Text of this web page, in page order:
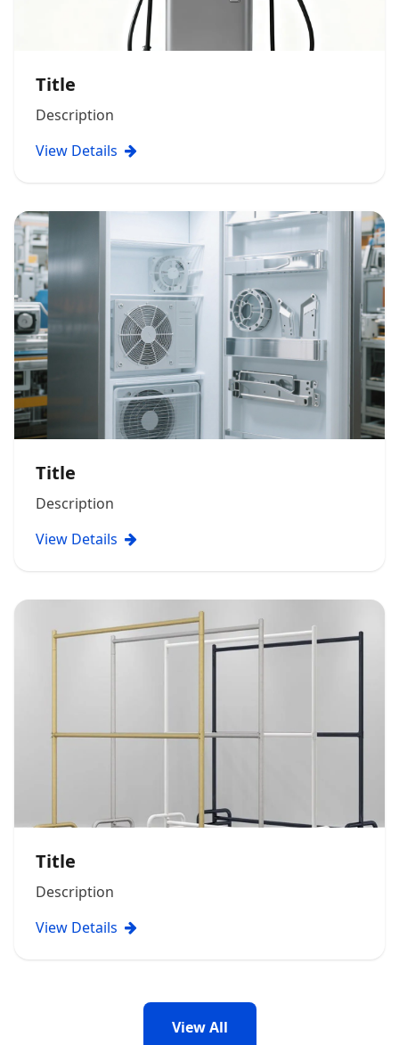
Title
Description
View Details
Title
Description
View Details
Title
Description
View Details
View All